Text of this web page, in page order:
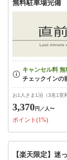
無料駐車場完備
お1人さま1泊（3名1室
3,370円 ／人〜
ポイント(1%)
【楽天限定】迷